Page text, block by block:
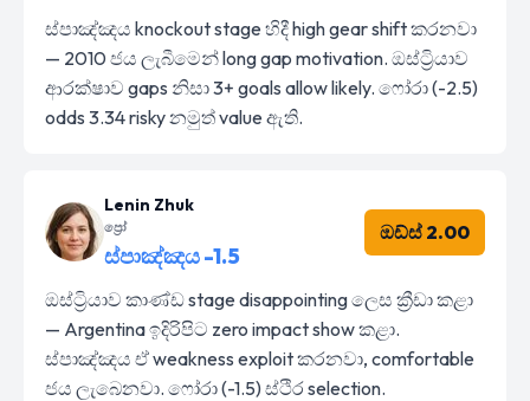
ස්පාඤ්ඤය knockout stage හිදී high gear shift කරනවා
— 2010 ජය ලැබීමෙන් long gap motivation. ඔස්ට්‍රියාව
ආරක්ෂාව gaps නිසා 3+ goals allow likely. ෆෝරා (-2.5)
odds 3.34 risky නමුත් value ඇති.
Lenin Zhuk
ප්‍රෝ
ස්පාඤ්ඤය -1.5
ඔඩ්ස් 2.00
ඔස්ට්‍රියාව කාණ්ඩ stage disappointing ලෙස ක්‍රීඩා කළා
— Argentina ඉදිරිපිට zero impact show කළා.
ස්පාඤ්ඤය ඒ weakness exploit කරනවා, comfortable
ජය ලැබෙනවා. ෆෝරා (-1.5) ස්ථිර selection.